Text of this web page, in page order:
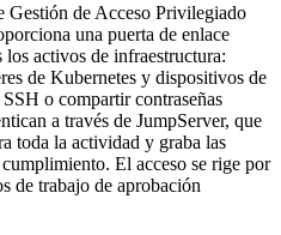
Gestión de Acceso Privilegiado
una puerta de enlace
los activos de infraestructura:
de Kubernetes y dispositivos de
o compartir contraseñas
a través de JumpServer, que
toda la actividad y graba las
El acceso se rige por
de trabajo de aprobación